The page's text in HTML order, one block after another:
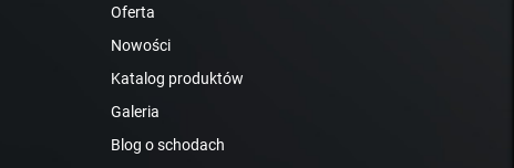
Oferta
Nowości
Katalog produktów
Galeria
Blog o schodach